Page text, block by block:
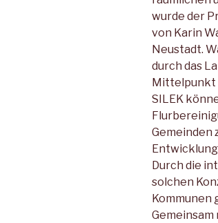
wurde der
von Karin
Neustadt.
durch das
Mittelpunkt
SILEK
Gemeinden
Durch die
solchen
Kommunen